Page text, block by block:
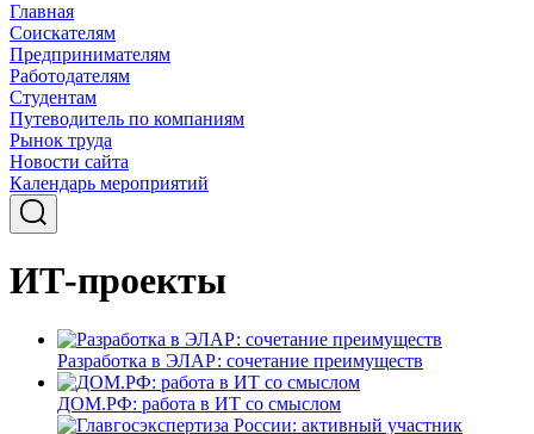
Главная
Соискателям
Предпринимателям
Работодателям
Студентам
Путеводитель по компаниям
Рынок труда
Новости сайта
Календарь мероприятий
ИТ-проекты
Разработка в ЭЛАР: сочетание преимуществ
ДОМ.РФ: работа в ИТ со смыслом